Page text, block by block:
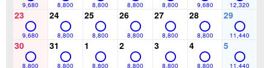
9,680 8,800 8,800 8,800 8,800 9,680 12,320
23
9,680
24
8,800
25
8,800
26
8,800
27
8,800
28
8,800
29
11,440
30
8,800
31
8,800
1
8,800
2
8,800
3
8,800
4
8,800
5
11,440